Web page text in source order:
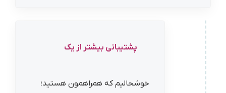
پشتیبانی بیشتر از یک
خوشحالیم که همراهمون هستید؛